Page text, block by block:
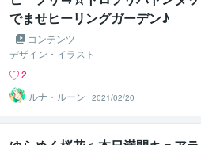
でませヒーリングガーデン♪
コンテンツ
デザイン・イラスト
2
ルナ・ルーン
2021/02/20